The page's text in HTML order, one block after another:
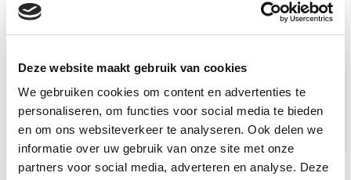
Deze website maakt gebruik van cookies
We gebruiken cookies om content en advertenties te
personaliseren, om functies voor social media te bieden
en om ons websiteverkeer te analyseren. Ook delen we
informatie over uw gebruik van onze site met onze
partners voor social media, adverteren en analyse. Deze
4 Tevreden klant
Pas als u tevreden bent zijn wij voldaan!
Wij zullen er dus ook alles aan doen…
Lees meer